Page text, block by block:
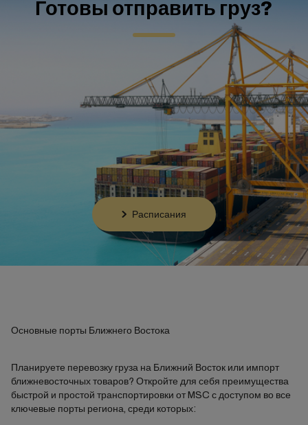
Готовы отправить груз?
Расписания
Основные порты Ближнего Востока
Планируете перевозку груза на Ближний Восток или импорт
ближневосточных товаров? Откройте для себя преимущества
быстрой и простой транспортировки от MSC с доступом во все
ключевые порты региона, среди которых: